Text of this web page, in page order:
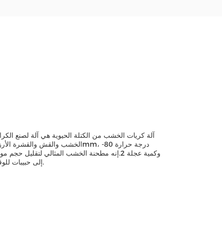
آلة كريات الخشب من الكتلة الحيوية هي آلة لصنع
إلى حبيبات للوقود، وكذلك إنتاج الحبوب من الأحجام المطلوبة لبطانات الحيوانات والاستخدامات الأخرى.